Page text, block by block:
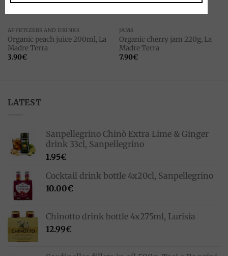
APPETIZERS AND DRINKS
Organic peach juice 200ml, La
Madre Terra
3.90€
JAMS
Organic cherry jam 220g, La
Madre Terra
7.90€
LATEST
Sanpellegrino Chinò Extra Lime & Ginger
drink 33cl, Sanpellegrino
1.95€
Cocktail drink bottle 4x20cl, Sanpellegrino
10.00€
Chinotto drink bottle 4x275ml, Lurisia
12.99€